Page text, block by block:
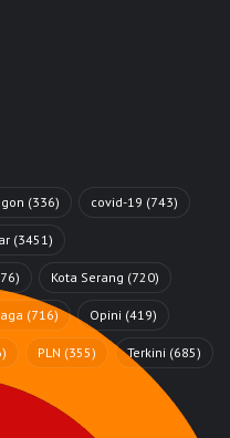
(336) covid-19 (743)
(3451)
Kota Serang (720)
(716) Opini (419)
PLN (355) Terkini (685)